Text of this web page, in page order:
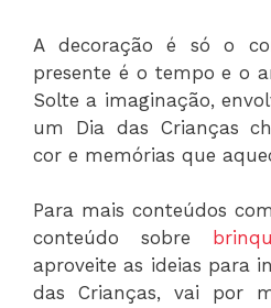
A decoração é só o
presente é o tempo e o
Solte a imaginação,
um Dia das Crianças
cor e memórias que
Para mais conteúdos
conteúdo sobre
aproveite as ideias para
das Crianças, vai por